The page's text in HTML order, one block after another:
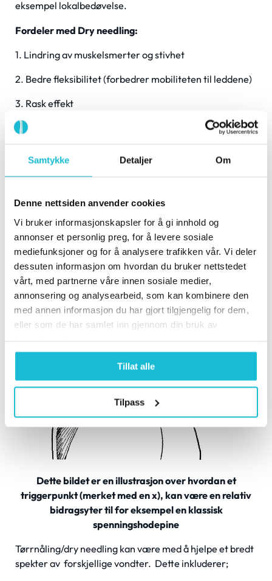
Samtykke Detaljer Om
Denne nettsiden anvender cookies
Vi bruker informasjonskapsler for å gi innhold og
annonser et personlig preg, for å levere sosiale
mediefunksjoner og for å analysere trafikken vår. Vi deler
dessuten informasjon om hvordan du bruker nettstedet
vårt, med partnerne våre innen sosiale medier,
annonsering og analysearbeid, som kan kombinere den
med annen informasjon du har gjort tilgjengelig for dem,
eller som de har samlet inn gjennom din bruk av
Tillat alle
Tilpass
eksempel lokalbedøvelse.
Fordeler med Dry needling:
1. Lindring av muskelsmerter og stivhet
2. Bedre fleksibilitet (forbedrer mobiliteten til leddene)
3. Rask effekt
Hva kan dry-needling/tørrnåling
Dette bildet er en illustrasjon over hvordan et
triggerpunkt (merket med en x), kan være en relativ
bidragsyter til for eksempel en klassisk
spenningshodepine
Tørrnåling/dry needling kan være med å hjelpe et bredt
spekter av forskjellige vondter. Dette inkluderer;